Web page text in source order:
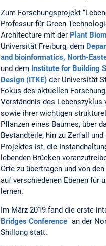
Zum Forschungsprojekt
Professur für Green
Architecture mit der Plant
Universität Freiburg, dem
and bioinformatics, North-
und dem Institute for Building
Design (ITKE) der Universität
Fokus des aktuellen
Verständnis des Lebenszyklus
sowie ihrer wichtigen
Pflanzen eines Baumes, über
Bestandteile, hin zu Zerfall
Projektes ist, die
lebenden Brücken
Orte zu übertragen und von
auf verschiedenen Ebenen für
lernen.
Im März 2019 fand die erste
Bridges Conference" an der
Shillong statt.